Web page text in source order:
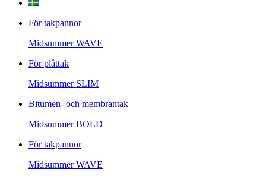
För takpannor
MidsummerWAVE
För plåttak
Midsummer SLIM
Bitumen- och membrantak
MidsummerBOLD
För takpannor
MidsummerWAVE